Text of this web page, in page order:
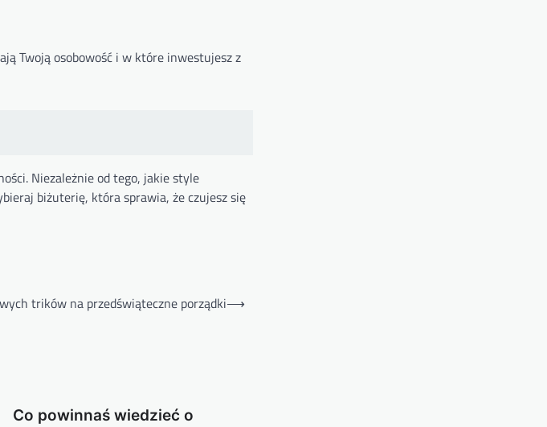
Twoją osobowość i w które inwestujesz z
Niezależnie od tego, jakie style
biżuterię, która sprawia, że czujesz się
trików na przedświąteczne porządki⟶
Co powinnaś wiedzieć o